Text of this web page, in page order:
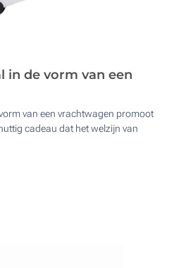
in de vorm van een
van een vrachtwagen promoot
cadeau dat het welzijn van